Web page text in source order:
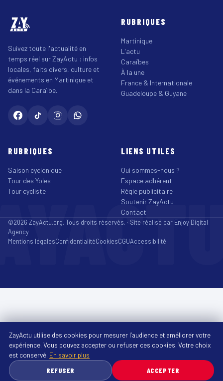
Suivez toute l'actualité en
temps réel sur ZayActu : infos
locales, faits divers, culture et
événements en Martinique et
dans la Caraïbe.
RUBRIQUES
Martinique
L'actu
Caraïbes
À la une
France & Internationale
Guadeloupe & Guyane
RUBRIQUES
Saison cyclonique
Tour des Yoles
Tour cycliste
LIENS UTILES
Qui sommes-nous ?
Espace adhérent
Régie publicitaire
Soutenir ZayActu
Contact
©2026 ZayActu.org. Tous droits réservés. · Site réalisé par Enjoy Digital
Agency
Mentions légalesConfidentialitéCookiesCGUAccessibilité
ZayActu utilise des cookies pour mesurer l’audience et améliorer votre
expérience. Vous pouvez accepter ou refuser ces cookies. Votre choix
est conservé. En savoir plus
REFUSER
ACCEPTER